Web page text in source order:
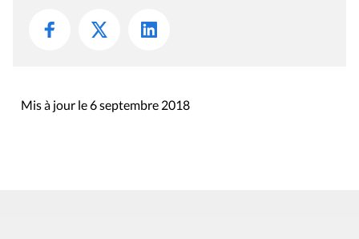
Mis à jour le 6 septembre 2018